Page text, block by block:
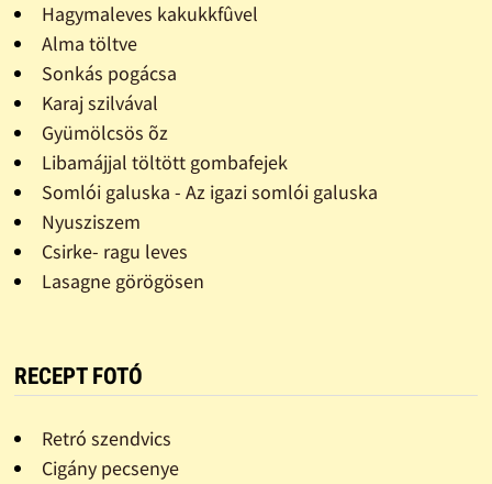
Hagymaleves kakukkfûvel
Alma töltve
Sonkás pogácsa
Karaj szilvával
Gyümölcsös õz
Libamájjal töltött gombafejek
Somlói galuska - Az igazi somlói galuska
Nyusziszem
Csirke- ragu leves
Lasagne görögösen
RECEPT FOTÓ
Retró szendvics
Cigány pecsenye